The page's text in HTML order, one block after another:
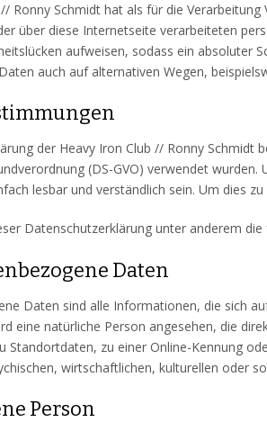
Ronny Schmidt hat als für die
über diese Internetseite verarbeiteten
aufweisen, sodass ein absoluter
auch auf alternativen Wegen,
der Heavy Iron Club // Ronny Schmidt
(DS-GVO) verwendet
lesbar und verständlich sein. Um dies
Datenschutzerklärung unter anderem
Daten
Daten sind alle Informationen, die sich
eine natürliche Person angesehen, die
Standortdaten, zu einer Online-Kennung
wirtschaftlichen, kulturellen oder
Person